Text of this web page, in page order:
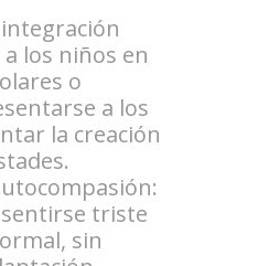
los niños en
o
a los
la creación
triste
sin